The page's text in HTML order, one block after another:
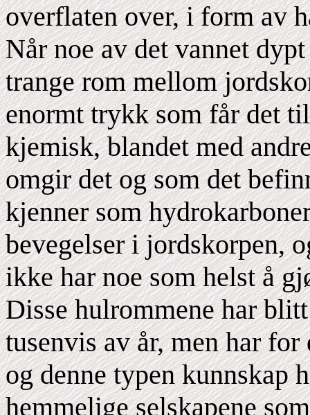
overflaten over, i form av
Når noe av det vannet
trange rom mellom
enormt trykk som får det
kjemisk, blandet med
omgir det og som det
kjenner som
bevegelser i jordskorpen,
ikke har noe som helst å
Disse hulrommene har
tusenvis av år, men har
og denne typen kunnskap
hemmelige selskapene